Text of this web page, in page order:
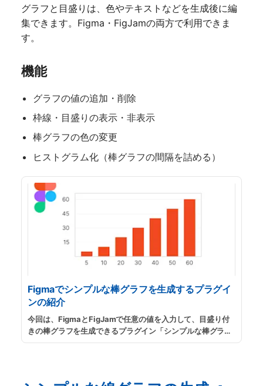
グラフと目盛りは、色やテキストなどを生成後に編
集できます。Figma・FigJamの両方で利用できま
す。
機能
グラフの値の追加・削除
枠線・目盛りの表示・非表示
棒グラフの色の変更
ヒストグラム化（棒グラフの間隔を詰める）
Figmaでシンプルな棒グラフを生成するプラグイ
ンの紹介
今回は、FigmaとFigJamで任意の値を入力して、目盛り付
きの棒グラフを生成できるプラグイン「シンプルな棒グラフ
の生成」の紹介です。スライド資料用のグラフや、ウェブサ